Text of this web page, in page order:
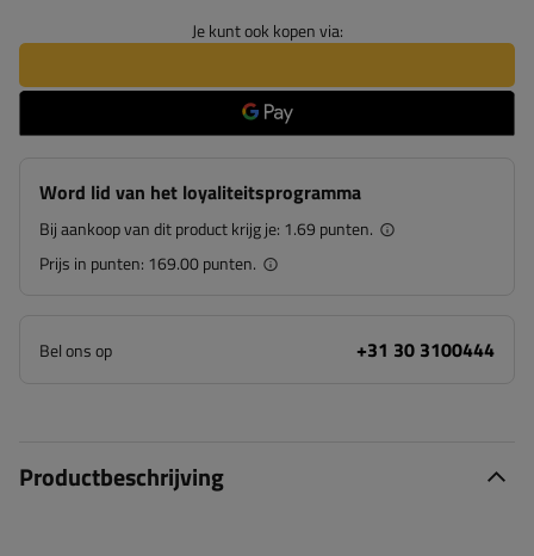
Je kunt ook kopen via:
Word lid van het loyaliteitsprogramma
Bij aankoop van dit product krijg je: 1.69 punten.
Prijs in punten: 169.00 punten.
Bel ons op +31 30 3100444
Productbeschrijving